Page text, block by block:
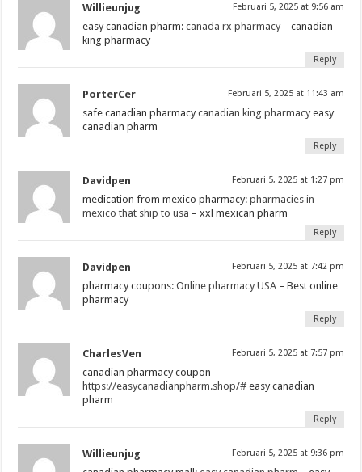
Willieunjug Februari 5, 2025 at 9:56 am
easy canadian pharm:canada rx pharmacy – canadian
king pharmacy
Reply
PorterCer Februari 5, 2025 at 11:43 am
safe canadian pharmacycanadian king pharmacy easy
canadian pharm
Reply
Davidpen Februari 5, 2025 at 1:27 pm
medication from mexico pharmacy:pharmacies in
mexico that ship to usa – xxl mexican pharm
Reply
Davidpen Februari 5, 2025 at 7:42 pm
pharmacy coupons:Online pharmacy USA – Best online
pharmacy
Reply
CharlesVen Februari 5, 2025 at 7:57 pm
canadian pharmacy coupon
https://easycanadianpharm.shop/# easy canadian
pharm
Reply
Willieunjug Februari 5, 2025 at 9:36 pm